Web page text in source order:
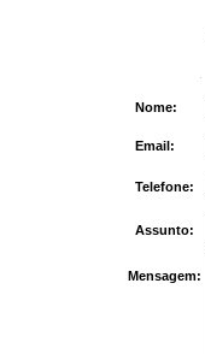
Nome:
Email:
Telefone:
Assunto:
Mensagem: